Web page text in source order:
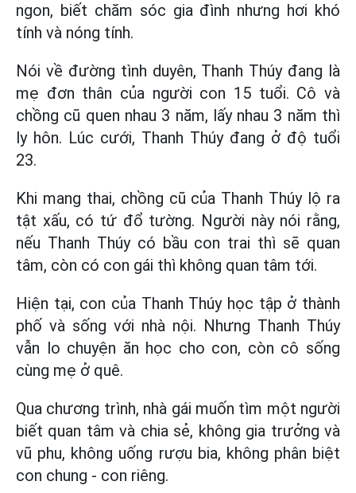
ngon, biết chăm sóc gia đình nhưng hơi khó
tính và nóng tính.
Nói về đường tình duyên, Thanh Thúy đang là
mẹ đơn thân của người con 15 tuổi. Cô và
chồng cũ quen nhau 3 năm, lấy nhau 3 năm thì
ly hôn. Lúc cưới, Thanh Thúy đang ở độ tuổi
23.
Khi mang thai, chồng cũ của Thanh Thúy lộ ra
tật xấu, có tứ đổ tường. Người này nói rằng,
nếu Thanh Thúy có bầu con trai thì sẽ quan
tâm, còn có con gái thì không quan tâm tới.
Hiện tại, con của Thanh Thúy học tập ở thành
phố và sống với nhà nội. Nhưng Thanh Thúy
vẫn lo chuyện ăn học cho con, còn cô sống
cùng mẹ ở quê.
Qua chương trình, nhà gái muốn tìm một người
biết quan tâm và chia sẻ, không gia trưởng và
vũ phu, không uống rượu bia, không phân biệt
con chung - con riêng.